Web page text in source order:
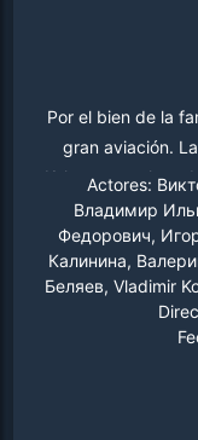
Por el bien de la
gran aviación.
Kolya se ve
en la cabina de
tras escapar de
Actores:
Владимир
Федорович,
Калинина,
Беляев, Vladimir